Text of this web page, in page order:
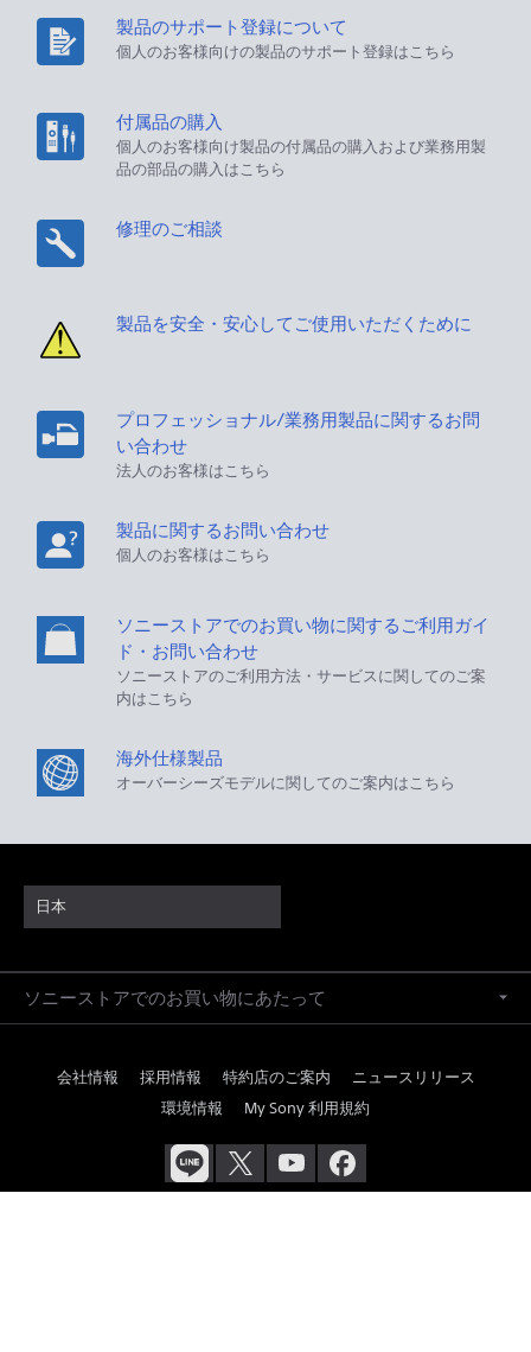
製品のサポート登録について
個人のお客様向けの製品のサポート登録はこちら
付属品の購入
個人のお客様向け製品の付属品の購入および業務用製
品の部品の購入はこちら
修理のご相談
製品を安全・安心してご使用いただくために
プロフェッショナル/業務用製品に関するお問
い合わせ
法人のお客様はこちら
製品に関するお問い合わせ
個人のお客様はこちら
ソニーストアでのお買い物に関するご利用ガイ
ド・お問い合わせ
ソニーストアのご利用方法・サービスに関してのご案
内はこちら
海外仕様製品
オーバーシーズモデルに関してのご案内はこちら
日本
ソニーストアでのお買い物にあたって
会社情報 採用情報 特約店のご案内
ニュースリリース
環境情報
My Sony 利用規約